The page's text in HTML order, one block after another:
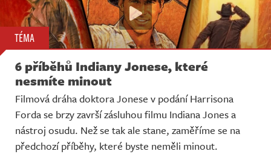
TÉMA
6 příběhů Indiany Jonese, které
nesmíte minout
Filmová dráha doktora Jonese v podání Harrisona
Forda se brzy završí zásluhou filmu Indiana Jones a
nástroj osudu. Než se tak ale stane, zaměříme se na
předchozí příběhy, které byste neměli minout.